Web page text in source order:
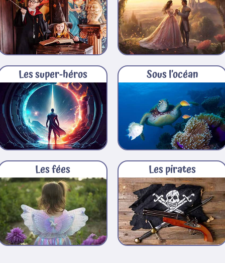
Les super-héros Sous l’océan
Les fées Les pirates